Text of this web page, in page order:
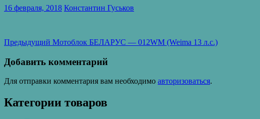
16 февраля, 2018 Константин Гуськов
Навигация
по
записям
Предыдущий Предыдущая
Мотоблок БЕЛАРУС — 012WM (Weima 13 л.с.)
Добавить комментарий
Для отправки комментария вам необходимо авторизоваться.
Категории товаров